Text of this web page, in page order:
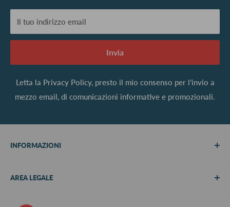
Il tuo indirizzo email
Invia
Letta la Privacy Policy, presto il mio consenso per l’invio a
mezzo email, di comunicazioni informative e promozionali.
INFORMAZIONI
Metodi di pagamento
AREA LEGALE